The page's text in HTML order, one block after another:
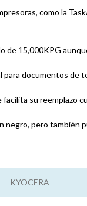
como la
15,000KPG
para documentos de
su reemplazo
pero
KYOCERA